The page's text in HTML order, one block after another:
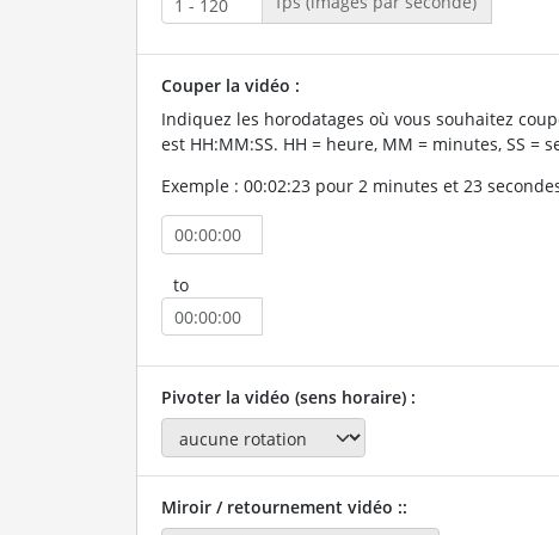
Couper la vidéo :
Indiquez les horodatages où vous souhaitez
est HH:MM:SS. HH = heure, MM = minutes, SS =
Exemple : 00:02:23 pour 2 minutes et 23
to
Pivoter la vidéo (sens horaire) :
Miroir / retournement vidéo ::